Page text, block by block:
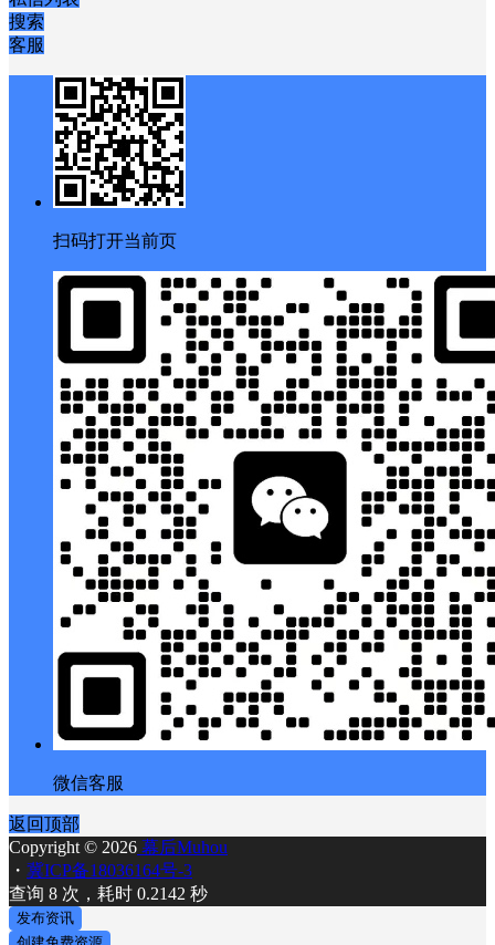
搜索
客服
扫码打开当前页
微信客服
返回顶部
Copyright © 2026 幕后Muhou
・ 冀ICP备18036164号-3
查询 8 次，耗时 0.2142 秒
发布资讯